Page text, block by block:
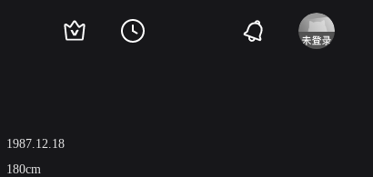
1987.12.18
180cm